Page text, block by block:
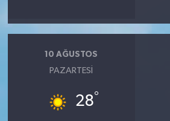
10 AĞUSTOS
PAZARTESI
28°